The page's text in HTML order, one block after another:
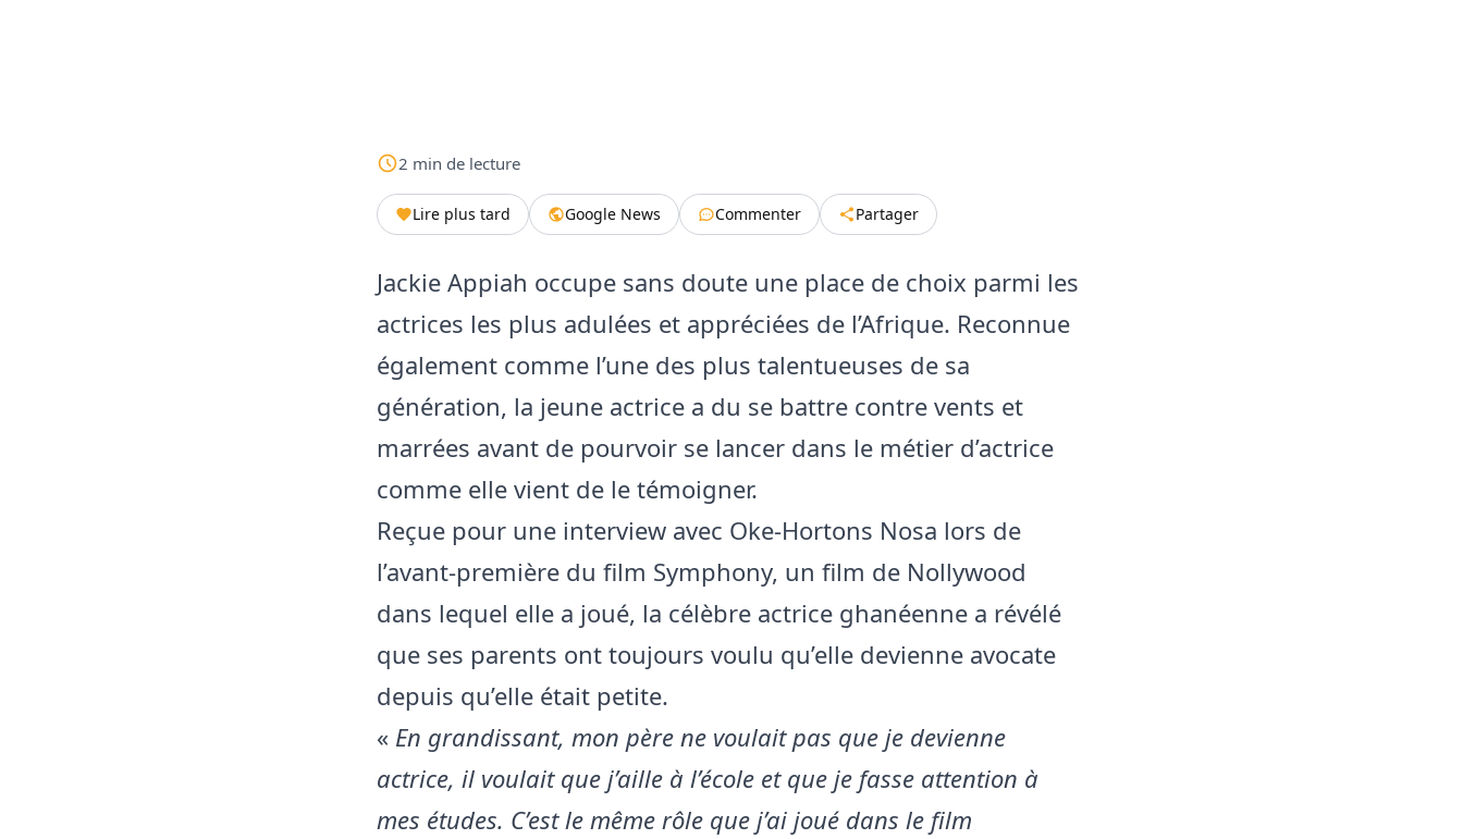
2 min de lecture
Lire plus tard Google News Commenter Partager
Jackie Appiah occupe sans doute une place de choix parmi les
actrices les plus adulées et appréciées de l’Afrique. Reconnue
également comme l’une des plus talentueuses de sa
génération, la jeune actrice a du se battre contre vents et
marrées avant de pourvoir se lancer dans le métier d’actrice
comme elle vient de le témoigner.
Reçue pour une interview avec Oke-Hortons Nosa lors de
l’avant-première du film Symphony, un film de Nollywood
dans lequel elle a joué, la célèbre actrice ghanéenne a révélé
que ses parents ont toujours voulu qu’elle devienne avocate
depuis qu’elle était petite.
« En grandissant, mon père ne voulait pas que je devienne
actrice, il voulait que j’aille à l’école et que je fasse attention à
mes études. C’est le même rôle que j’ai joué dans le film